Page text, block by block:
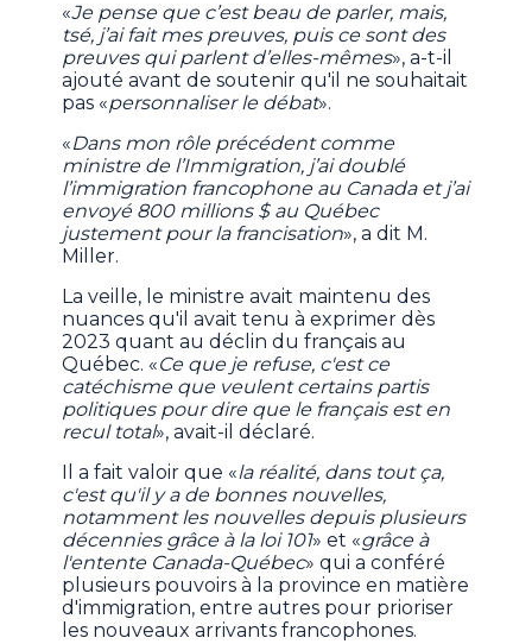
«Je pense que c’est beau de parler, mais,
tsé, j’ai fait mes preuves, puis ce sont des
preuves qui parlent d’elles-mêmes», a-t-il
ajouté avant de soutenir qu'il ne souhaitait
pas «personnaliser le débat».
«Dans mon rôle précédent comme
ministre de l’Immigration, j’ai doublé
l’immigration francophone au Canada et j’ai
envoyé 800 millions $ au Québec
justement pour la francisation», a dit M.
Miller.
La veille, le ministre avait maintenu des
nuances qu'il avait tenu à exprimer dès
2023 quant au déclin du français au
Québec. «Ce que je refuse, c'est ce
catéchisme que veulent certains partis
politiques pour dire que le français est en
recul total», avait-il déclaré.
Il a fait valoir que «la réalité, dans tout ça,
c'est qu'il y a de bonnes nouvelles,
notamment les nouvelles depuis plusieurs
décennies grâce à la loi 101» et «grâce à
l'entente Canada-Québec» qui a conféré
plusieurs pouvoirs à la province en matière
d'immigration, entre autres pour prioriser
les nouveaux arrivants francophones.